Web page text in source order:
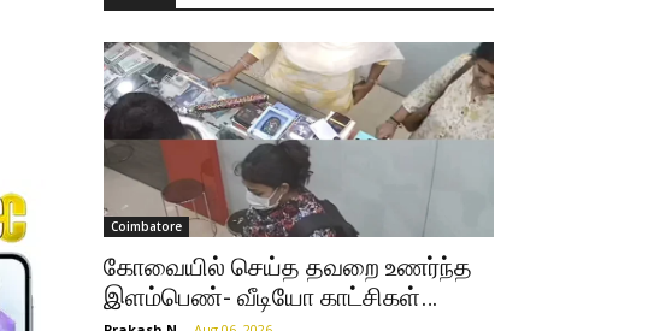
Coimbatore
கோவையில் செய்த தவறை உணர்ந்த
இளம்பெண்- வீடியோ காட்சிகள்…